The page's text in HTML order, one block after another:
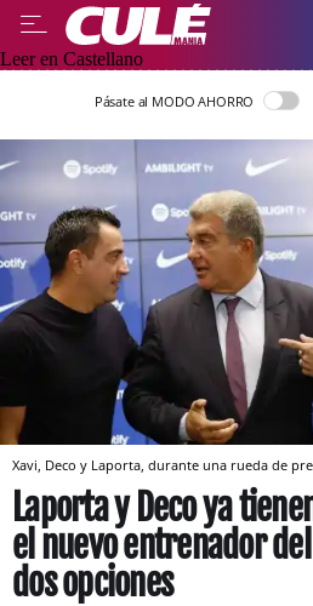
Leer en Castellano
Pásate al MODO AHORRO
Xavi, Deco y Laporta, durante una rueda de
Laporta y Deco ya
el nuevo entrenador
dos opciones